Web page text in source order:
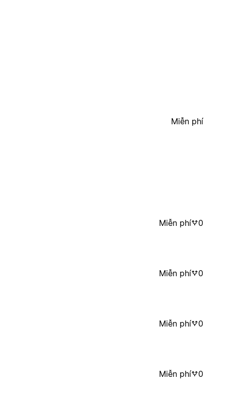
Miễn phí
Miễn phí 0
Miễn phí 0
Miễn phí 0
Miễn phí 0